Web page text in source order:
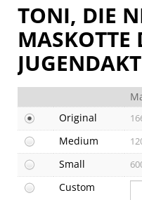
TONI, DIE
MASKOTTE
Original
Medium
Small
Custom